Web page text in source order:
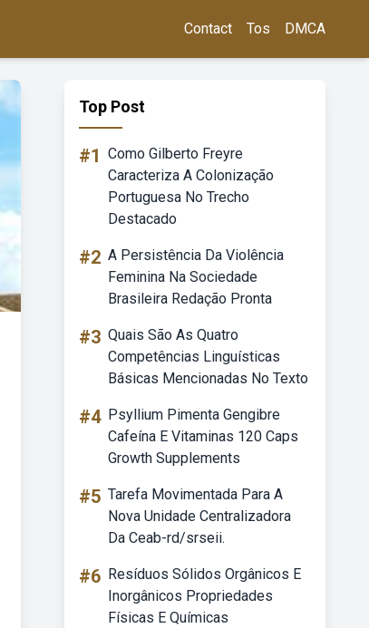
Contact Tos DMCA
Top Post
#1 Como Gilberto Freyre
Caracteriza A Colonização
Portuguesa No Trecho
Destacado
#2 A Persistência Da Violência
Feminina Na Sociedade
Brasileira Redação Pronta
#3 Quais São As Quatro
Competências Linguísticas
Básicas Mencionadas No Texto
#4 Psyllium Pimenta Gengibre
Cafeína E Vitaminas 120 Caps
Growth Supplements
#5 Tarefa Movimentada Para A
Nova Unidade Centralizadora
Da Ceab-rd/srseii.
#6 Resíduos Sólidos Orgânicos E
Inorgânicos Propriedades
Físicas E Químicas